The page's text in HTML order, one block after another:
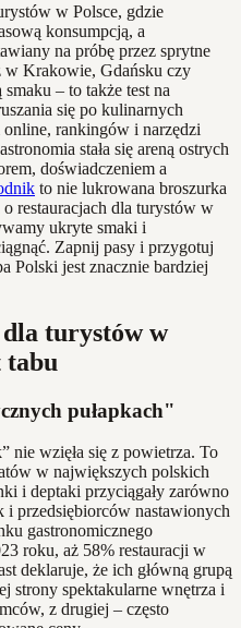
w Polsce, gdzie
konsumpcją, a
na próbę przez sprytne
w Krakowie, Gdańsku czy
– to także test na
się po kulinarnych
rankingów i narzędzi
stała się areną ostrych
doświadczeniem a
to nie lukrowana broszurka
restauracjach dla turystów w
ukryte smaki i
Zapnij pasy i przygotuj
Polski jest znacznie bardziej
turystów w
tabu
pułapkach"
nie wzięła się z powietrza. To
w największych polskich
i deptaki przyciągały zarówno
i przedsiębiorców nastawionych
gastronomicznego
roku, aż 58% restauracji w
deklaruje, że ich główną grupą
strony spektakularne wnętrza i
z drugiej – często